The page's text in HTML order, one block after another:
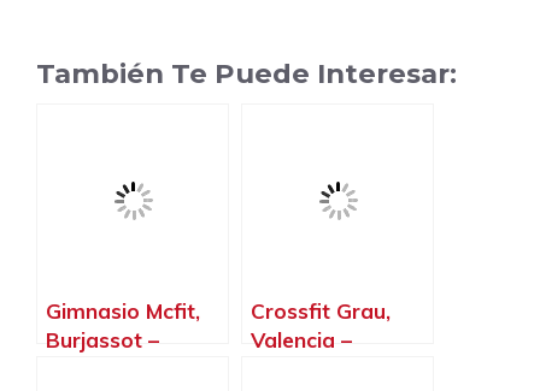
También Te Puede Interesar:
Gimnasio Mcfit,
Burjassot –
Crossfit Grau,
Valencia –